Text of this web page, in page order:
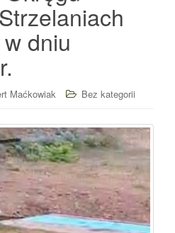
dniu
Maćkowiak Bez kategorii